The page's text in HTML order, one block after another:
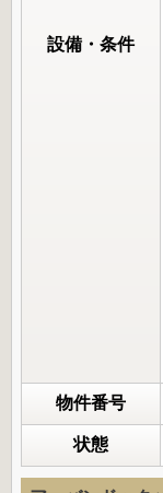
設備・条件
物件番号
状態